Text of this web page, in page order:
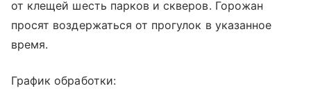
от клещей шесть парков и скверов. Горожан
просят воздержаться от прогулок в указанное
время.
График обработки: